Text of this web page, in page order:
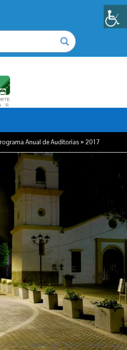
Anual de Auditorias » 2017